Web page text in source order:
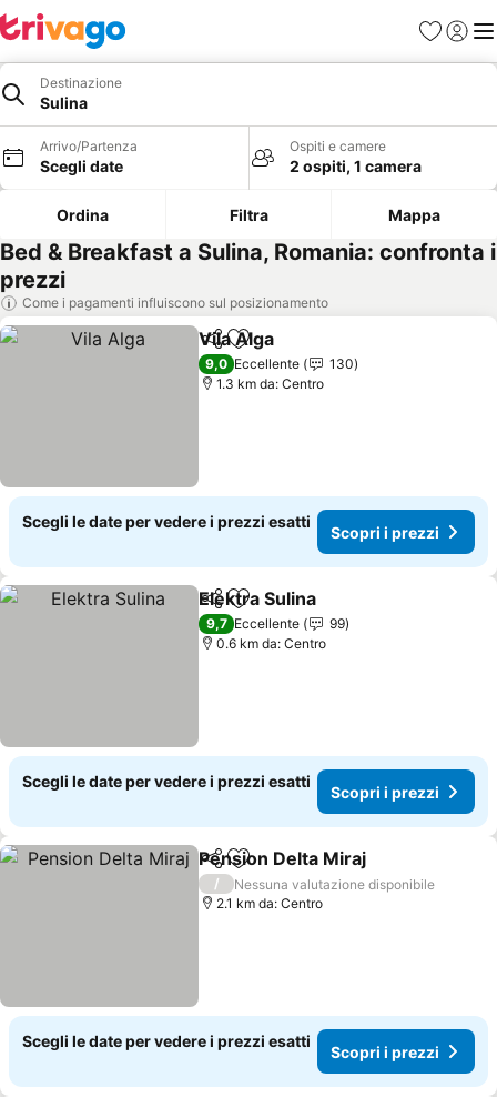
PreferitiAccedi
Destinazione
Sulina
Arrivo/Partenza
Scegli date
Ospiti e camere
2 ospiti, 1 camera
Ordina Filtra Mappa
Bed & Breakfast a Sulina, Romania: confronta i
prezzi
Come i pagamenti influiscono sul posizionamento
CondividiAggiungi ai preferiti
Vila Alga
9,0 Eccellente
130
1.3 km da: Centro
Scegli le date per vedere i prezzi esatti
Scopri i prezzi
CondividiAggiungi ai preferiti
Elektra Sulina
9,7 Eccellente
99
0.6 km da: Centro
Scegli le date per vedere i prezzi esatti
Scopri i prezzi
CondividiAggiungi ai preferiti
Pension Delta Miraj
/
Nessuna valutazione disponibile
2.1 km da: Centro
Scegli le date per vedere i prezzi esatti
Scopri i prezzi